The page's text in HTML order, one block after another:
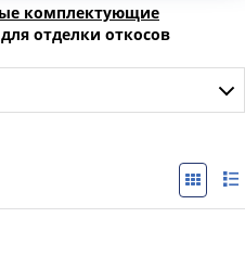
комплектующие
отделки откосов